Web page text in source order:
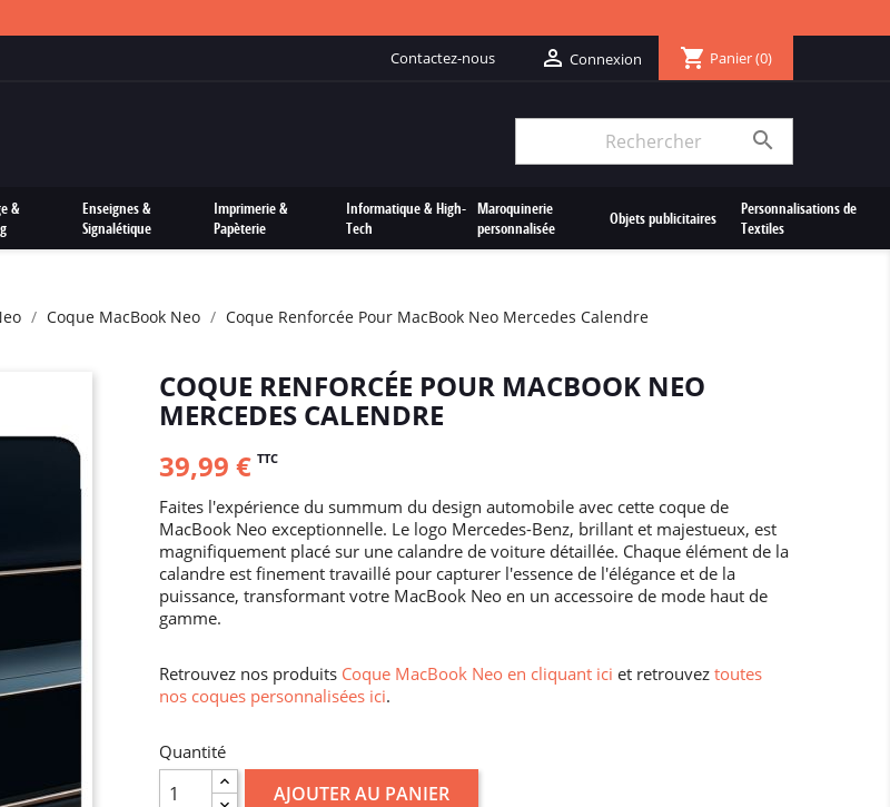
Contactez-nous  Connexion shopping_cart Panier(0)

&
Enseignes &
Signalétique
Imprimerie &
Papèterie
Informatique & High-
Tech
Maroquinerie
personnalisée
Objets publicitaires
Personnalisations de
Textiles
Coque MacBook Neo Coque Renforcée Pour MacBook Neo Mercedes Calendre
COQUE RENFORCÉE POUR MACBOOK NEO
MERCEDES CALENDRE
39,99 € TTC
Faites l'expérience du summum du design automobile avec cette coque de
MacBook Neo exceptionnelle. Le logo Mercedes-Benz, brillant et majestueux, est
magnifiquement placé sur une calandre de voiture détaillée. Chaque élément de la
calandre est finement travaillé pour capturer l'essence de l'élégance et de la
puissance, transformant votre MacBook Neo en un accessoire de mode haut de
gamme.
Retrouvez nos produits Coque MacBook Neo en cliquant ici et retrouvez toutes
nos coques personnalisées ici.
Quantité
AJOUTER AU PANIER